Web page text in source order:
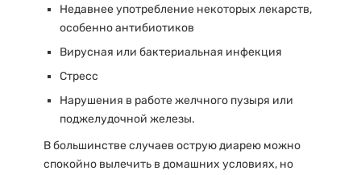
Недавнее употребление некоторых лекарств,
особенно антибиотиков
Вирусная или бактериальная инфекция
Стресс
Нарушения в работе желчного пузыря или
поджелудочной железы.
В большинстве случаев острую диарею можно
спокойно вылечить в домашних условиях, но